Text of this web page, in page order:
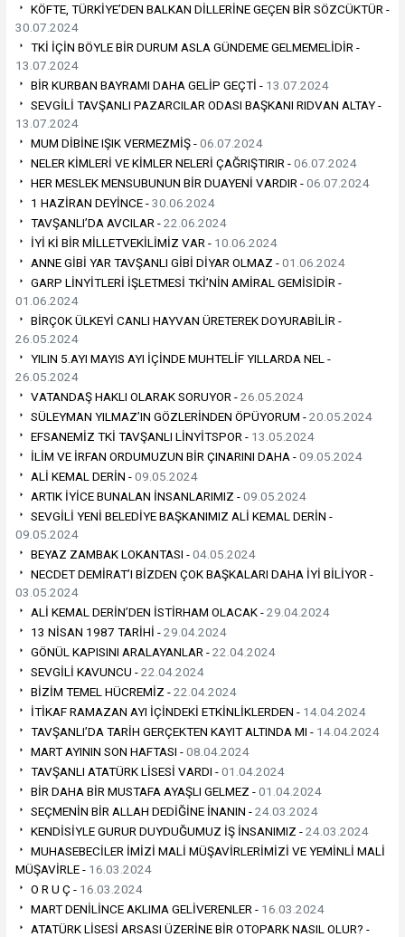
KÖFTE, TÜRKİYE’DEN BALKAN DİLLERİNE GEÇEN BİR SÖZCÜKTÜR -
30.07.2024
TKİ İÇİN BÖYLE BİR DURUM ASLA GÜNDEME GELMEMELİDİR -
13.07.2024
BİR KURBAN BAYRAMI DAHA GELİP GEÇTİ - 13.07.2024
SEVGİLİ TAVŞANLI PAZARCILAR ODASI BAŞKANI RIDVAN ALTAY -
13.07.2024
MUM DİBİNE IŞIK VERMEZMİŞ -06.07.2024
NELER KİMLERİ VE KİMLER NELERİ ÇAĞRIŞTIRIR -06.07.2024
HER MESLEK MENSUBUNUN BİR DUAYENİ VARDIR -06.07.2024
1 HAZİRAN DEYİNCE -30.06.2024
TAVŞANLI’DA AVCILAR -22.06.2024
İYİ Kİ BİR MİLLETVEKİLİMİZ VAR - 10.06.2024
ANNE GİBİ YAR TAVŞANLI GİBİ DİYAR OLMAZ -01.06.2024
GARP LİNYİTLERİ İŞLETMESİ TKİ’NİN AMİRAL GEMİSİDİR -
01.06.2024
BİRÇOK ÜLKEYİ CANLI HAYVAN ÜRETEREK DOYURABİLİR -
26.05.2024
YILIN 5.AYI MAYIS AYI İÇİNDE MUHTELİF YILLARDA NEL -
26.05.2024
VATANDAŞ HAKLI OLARAK SORUYOR -26.05.2024
SÜLEYMAN YILMAZ’IN GÖZLERİNDEN ÖPÜYORUM -20.05.2024
EFSANEMİZ TKİ TAVŞANLI LİNYİTSPOR - 13.05.2024
İLİM VE İRFAN ORDUMUZUN BİR ÇINARINI DAHA -09.05.2024
ALİ KEMAL DERİN -09.05.2024
ARTIK İYİCE BUNALAN İNSANLARIMIZ -09.05.2024
SEVGİLİ YENİ BELEDİYE BAŞKANIMIZ ALİ KEMAL DERİN -
09.05.2024
BEYAZ ZAMBAK LOKANTASI -04.05.2024
NECDET DEMİRAT’I BİZDEN ÇOK BAŞKALARI DAHA İYİ BİLİYOR -
03.05.2024
ALİ KEMAL DERİN’DEN İSTİRHAM OLACAK -29.04.2024
13 NİSAN 1987 TARİHİ -29.04.2024
GÖNÜL KAPISINI ARALAYANLAR -22.04.2024
SEVGİLİ KAVUNCU -22.04.2024
BİZİM TEMEL HÜCREMİZ -22.04.2024
İTİKAF RAMAZAN AYI İÇİNDEKİ ETKİNLİKLERDEN - 14.04.2024
TAVŞANLI’DA TARİH GERÇEKTEN KAYIT ALTINDA MI - 14.04.2024
MART AYININ SON HAFTASI -08.04.2024
TAVŞANLI ATATÜRK LİSESİ VARDI -01.04.2024
BİR DAHA BİR MUSTAFA AYAŞLI GELMEZ -01.04.2024
SEÇMENİN BİR ALLAH DEDİĞİNE İNANIN -24.03.2024
KENDİSİYLE GURUR DUYDUĞUMUZ İŞ İNSANIMIZ -24.03.2024
MUHASEBECİLER İMİZİ MALİ MÜŞAVİRLERİMİZİ VE YEMİNLİ MALİ
MÜŞAVİRLE - 16.03.2024
O R U Ç - 16.03.2024
MART DENİLİNCE AKLIMA GELİVERENLER - 16.03.2024
ATATÜRK LİSESİ ARSASI ÜZERİNE BİR OTOPARK NASIL OLUR? -